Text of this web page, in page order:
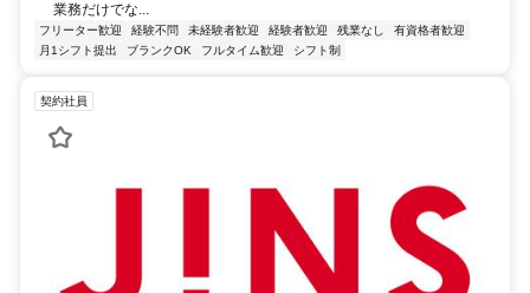
業務だけでな...
フリーター歓迎 経験不問 未経験者歓迎 経験者歓迎 残業なし
有資格者歓迎
月1シフト提出
ブランクOK フルタイム歓迎 シフト制
契約社員